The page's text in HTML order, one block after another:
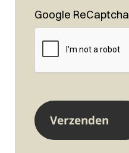
Google ReCaptcha